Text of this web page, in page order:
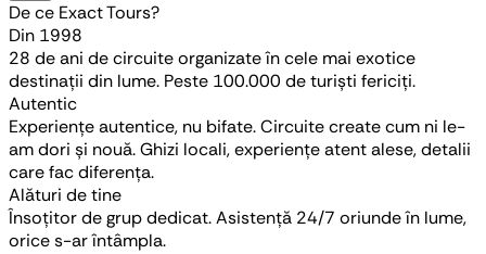
De ce Exact Tours?
Din 1998
28 de ani de circuite organizate în cele mai exotice
destinații din lume. Peste 100.000 de turiști fericiți.
Autentic
Experiențe autentice, nu bifate. Circuite create cum ni le-
am dori și nouă. Ghizi locali, experiențe atent alese, detalii
care fac diferența.
Alături de tine
Însoțitor de grup dedicat. Asistență 24/7 oriunde în lume,
orice s-ar întâmpla.